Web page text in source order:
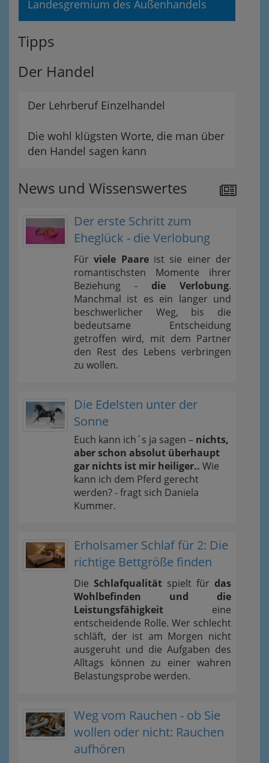
Landesgremium des Außenhandels
Tipps
Der Handel
Der Lehrberuf Einzelhandel
Die wohl klügsten Worte, die man über
den Handel sagen kann
News und Wissenswertes
Der erste Schritt zum
Eheglück - die Verlobung
Fürviele Paareist sie einer der
romantischsten Momente ihrer
Beziehung - die Verlobung.
Manchmal ist es ein langer und
beschwerlicher Weg, bis die
bedeutsame Entscheidung
getroffen wird, mit dem Partner
den Rest des Lebens verbringen
zu wollen.
Die Edelsten unter der
Sonne
Euch kann ich´s ja sagen – nichts,
aber schon absolut überhaupt
gar nichts ist mir heiliger.. Wie
kann ich dem Pferd gerecht
werden? - fragt sich Daniela
Kummer.
Erholsamer Schlaf für 2: Die
richtige Bettgröße finden
Die Schlafqualität spielt für das
Wohlbefinden und die
Leistungsfähigkeit eine
entscheidende Rolle. Wer schlecht
schläft, der ist am Morgen nicht
ausgeruht und die Aufgaben des
Alltags können zu einer wahren
Belastungsprobe werden.
Weg vom Rauchen - ob Sie
wollen oder nicht: Rauchen
aufhören